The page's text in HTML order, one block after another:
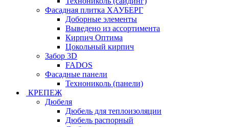
Фасадная плитка ХАУБЕРГ
Доборные элементы
Выведено из ассортимента
Кирпич Оптима
Цокольный кирпич
Забор 3D
FADOS
Фасадные панели
Технониколь (панели)
КРЕПЕЖ
Дюбеля
Дюбель для теплоизоляции
Дюбель распорный